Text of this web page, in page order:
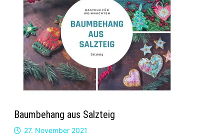
Baumbehang aus Salzteig
27. November 2021